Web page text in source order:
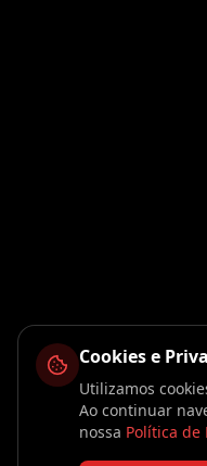
Cookies e
Utilizamos
Ao continuar
nossa Política de